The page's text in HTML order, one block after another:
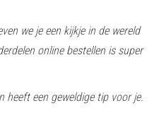
we je een kijkje in de wereld
online bestellen is super
heeft een geweldige tip voor je.